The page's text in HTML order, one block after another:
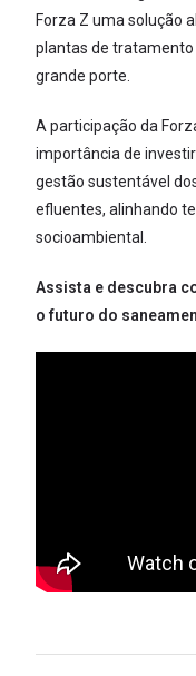
Forza Z uma solução
plantas de
grande porte.
A participação da
importância de
gestão sustentável
efluentes, alinhando
socioambiental.
Assista e descubra
o futuro do